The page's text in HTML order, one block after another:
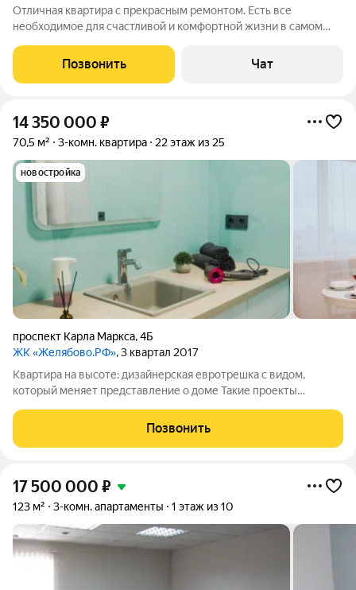
Отличная квартира с прекрасным ремонтом. Есть все
необходимое для счастливой и комфортной жизни в самом
комнаты, отдельная гардеробная, большой коридор, уютная
кухня и просторная лоджия. Нико не
Позвонить Чат
14 350 000 ₽
70,5 м² 3-комн. квартира 22 этаж из 25
новостройка
проспект Карла Маркса,4Б
ЖК «Желябово.РФ», 3 квартал 2017
Квартира на высоте: дизайнерская евротрешка с видом,
который меняет представление о доме Такие проекты
продуманной планировки и дизайнерского исполнения
встречается нечасто. Это квартира,
Позвонить
17 500 000 ₽
123 м² 3-комн. апартаменты 1 этаж из 10